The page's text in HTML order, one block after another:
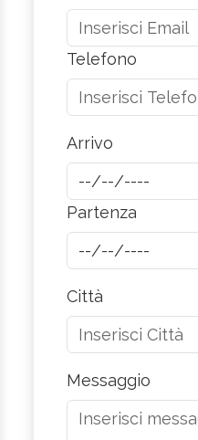
Telefono
Arrivo
Partenza
Città
Messaggio